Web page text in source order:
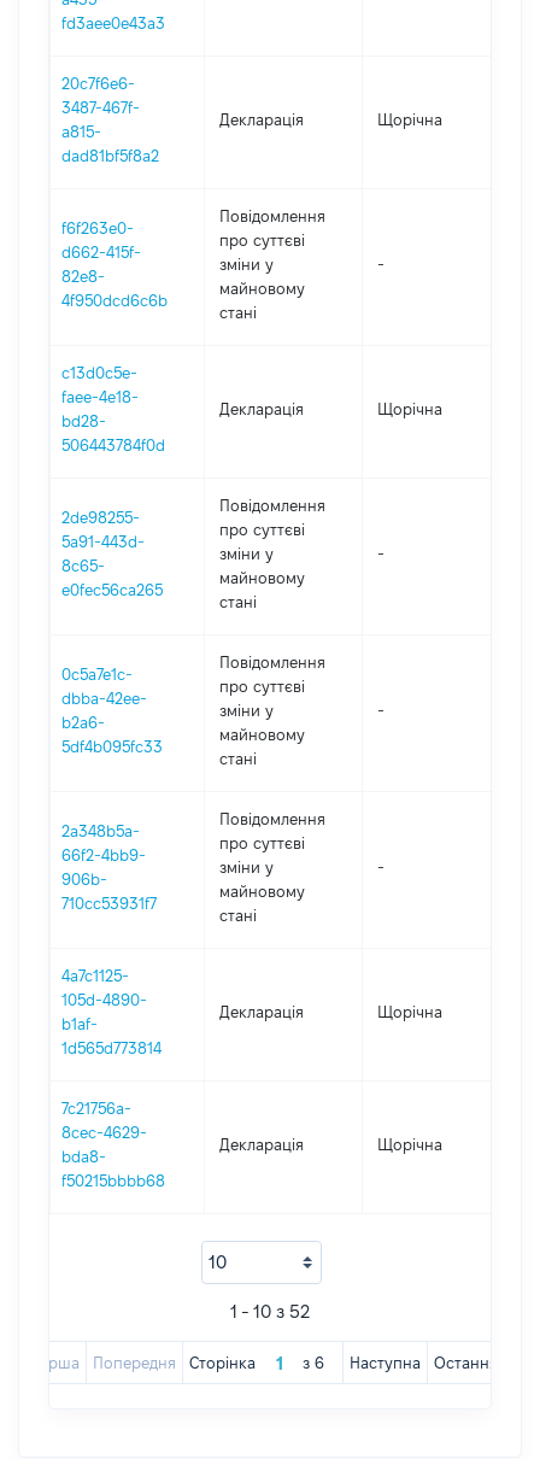
fd3aee0e43a3
20c7f6e6-
3487-467f-
a815-
dad81bf5f8a2
Декларація Щорічна
f6f263e0-
d662-415f-
82e8-
4f950dcd6c6b
Повідомлення
про суттєві
зміни y
майновому
стані
-
c13d0c5e-
faee-4e18-
bd28-
506443784f0d
Декларація Щорічна
2de98255-
5a91-443d-
8c65-
e0fec56ca265
Повідомлення
про суттєві
зміни y
майновому
стані
-
0c5a7e1c-
dbba-42ee-
b2a6-
5df4b095fc33
Повідомлення
про суттєві
зміни y
майновому
стані
-
2a348b5a-
66f2-4bb9-
906b-
710cc53931f7
Повідомлення
про суттєві
зміни y
майновому
стані
-
4a7c1125-
105d-4890-
b1af-
1d565d773814
Декларація Щорічна
7c21756a-
8cec-4629-
bda8-
f50215bbbb68
Декларація Щорічна
1 - 10 з 52
Перша Попередня Сторінка з 6 Наступна Остання